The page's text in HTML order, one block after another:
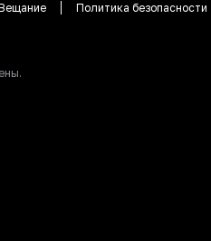
Политика безопасности